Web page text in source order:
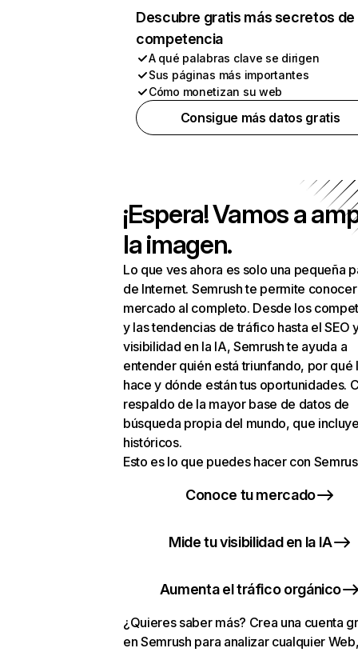
Descubre gratis más secretos de
competencia
A qué palabras clave se dirigen
Sus páginas más importantes
Cómo monetizan su web
Consigue más datos gratis
¡Espera! Vamos a
la imagen.
Lo que ves ahora es solo una pequeña
de Internet. Semrush te permite
mercado al completo. Desde los
y las tendencias de tráfico hasta el SEO
visibilidad en la IA, Semrush te ayuda a
entender quién está triunfando, por qué
hace y dónde están tus oportunidades.
respaldo de la mayor base de datos de
búsqueda propia del mundo, que
históricos.
Esto es lo que puedes hacer con
Conoce tu mercado
Mide tu visibilidad en la IA
Aumenta el tráfico orgánico
¿Quieres saber más? Crea una cuenta
en Semrush para analizar cualquier